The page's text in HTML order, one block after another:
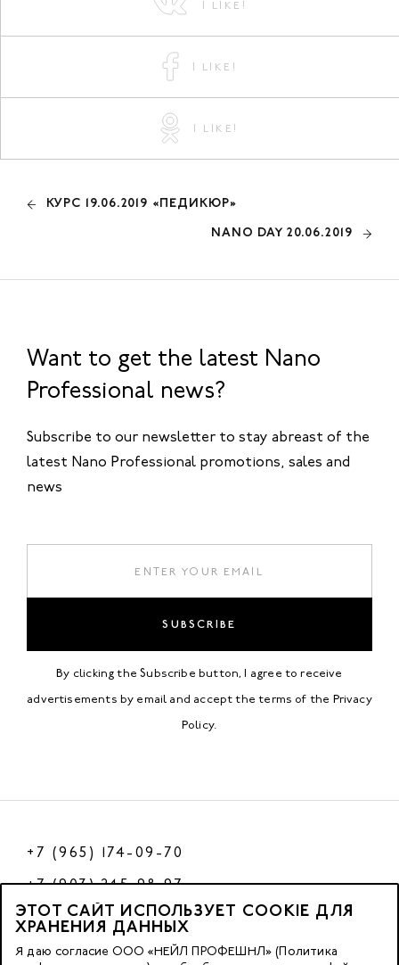
I LIKE!
I LIKE!
I LIKE!
КУРС 19.06.2019 «ПЕДИКЮР»
NANO DAY 20.06.2019
Want to get the latest Nano
Professional news?
Subscribe to our newsletter to stay abreast of the
latest Nano Professional promotions, sales and
news
SUBSCRIBE
By clicking the Subscribe button, I agree to receive
advertisements by email and accept the terms of the Privacy
Policy.
+7 (965) 174-09-70
+7 (903) 245-98-97
РФ
ЭТОТ САЙТ ИСПОЛЬЗУЕТ COOKIE ДЛЯ
ХРАНЕНИЯ ДАННЫХ
Я даю согласие ООО «НЕЙЛ ПРОФЕШНЛ» (Политика